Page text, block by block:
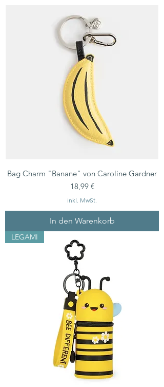
Bag Charm "Banane" von Caroline Gardner
Preis
18,99 €
inkl. MwSt.
In den Warenkorb
LEGAMI